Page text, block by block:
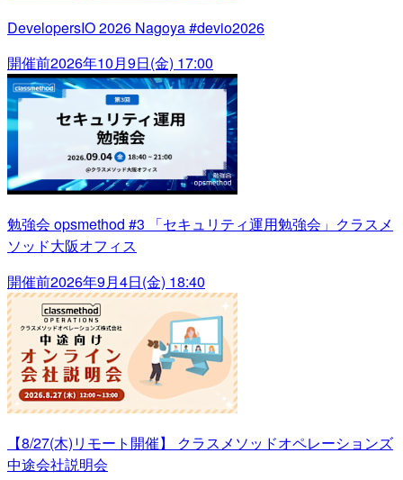
DevelopersIO 2026 Nagoya #devio2026
開催前2026年10月9日(金) 17:00
勉強会 opsmethod #3 「セキュリティ運用勉強会」クラスメ
ソッド大阪オフィス
開催前2026年9月4日(金) 18:40
【8/27(木)リモート開催】 クラスメソッドオペレーションズ
中途会社説明会